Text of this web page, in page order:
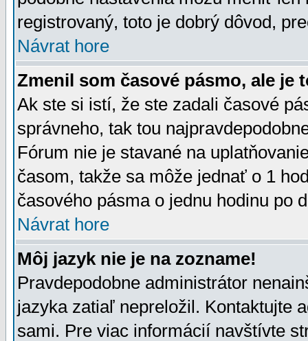
registrovaný, toto je dobrý dôvod,
Návrat hore
Zmenil som časové pásmo, ale je
Ak ste si istí, že ste zadali časové
správneho, tak tou
Fórum nie je stavané na
časom, takže sa môže jednať o 1
časového pásma o jednu hodinu po
Návrat hore
Môj jazyk nie je na zozname!
Pravdepodobne administrátor
jazyka zatiaľ nepreložil. Kontaktujte
sami. Pre viac informácií navštívte